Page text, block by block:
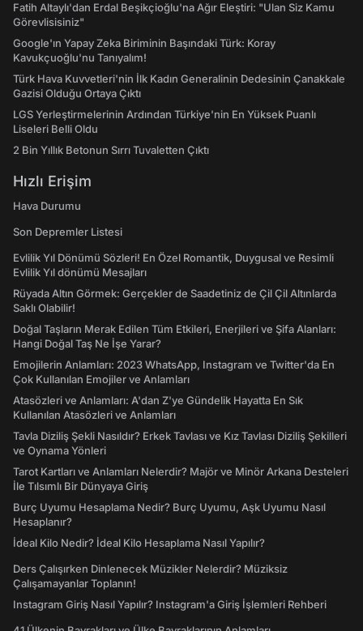
Fatih Altaylı'dan Erdal Beşikçioğlu'na Ağır Eleştiri: "Ulan Siz Kamu
Görevlisisiniz"
Google'ın Yapay Zeka Biriminin Başındaki Türk: Koray
Kavukçuoğlu'nu Tanıyalım!
Türk Hava Kuvvetleri'nin İlk Kadın Generalinin Dedesinin Çanakkale
Gazisi Olduğu Ortaya Çıktı
LGS Yerleştirmelerinin Ardından Türkiye'nin En Yüksek Puanlı
Liseleri Belli Oldu
2 Bin Yıllık Betonun Sırrı Tuvaletten Çıktı
Hızlı Erişim
Hava Durumu
Son Depremler Listesi
Evlilik Yıl Dönümü Sözleri! En Özel Romantik, Duygusal ve Resimli
Evlilik Yıl dönümü Mesajları
Rüyada Altın Görmek: Gerçekler de Saadetiniz de Çil Çil Altınlarda
Saklı Olabilir!
Doğal Taşların Merak Edilen Tüm Etkileri, Enerjileri ve Şifa Alanları:
Hangi Doğal Taş Ne İşe Yarar?
Emojilerin Anlamları: 2023 WhatsApp, Instagram ve Twitter'da En
Çok Kullanılan Emojiler ve Anlamları
Atasözleri ve Anlamları: A'dan Z'ye Gündelik Hayatta En Sık
Kullanılan Atasözleri ve Anlamları
Tavla Diziliş Şekli Nasıldır? Erkek Tavlası ve Kız Tavlası Diziliş Şekilleri
ve Oynama Yönleri
Tarot Kartları ve Anlamları Nelerdir? Majör ve Minör Arkana Desteleri
İle Tılsımlı Bir Dünyaya Giriş
Burç Uyumu Hesaplama Nedir? Burç Uyumu, Aşk Uyumu Nasıl
Hesaplanır?
İdeal Kilo Nedir? İdeal Kilo Hesaplama Nasıl Yapılır?
Ders Çalışırken Dinlenecek Müzikler Nelerdir? Müziksiz
Çalışamayanlar Toplanın!
Instagram Giriş Nasıl Yapılır? Instagram'a Giriş İşlemleri Rehberi